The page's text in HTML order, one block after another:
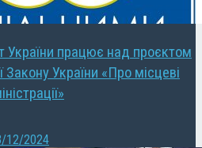
України працює над проєктом
Закону України «Про місцеві
12/2024